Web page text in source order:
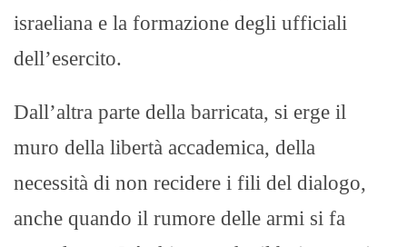
israeliana e la formazione degli ufficiali
dell’esercito.
Dall’altra parte della barricata, si erge il
muro della libertà accademica, della
necessità di non recidere i fili del dialogo,
anche quando il rumore delle armi si fa